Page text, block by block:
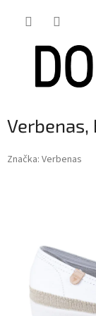
Verbenas,
Značka: Verbenas